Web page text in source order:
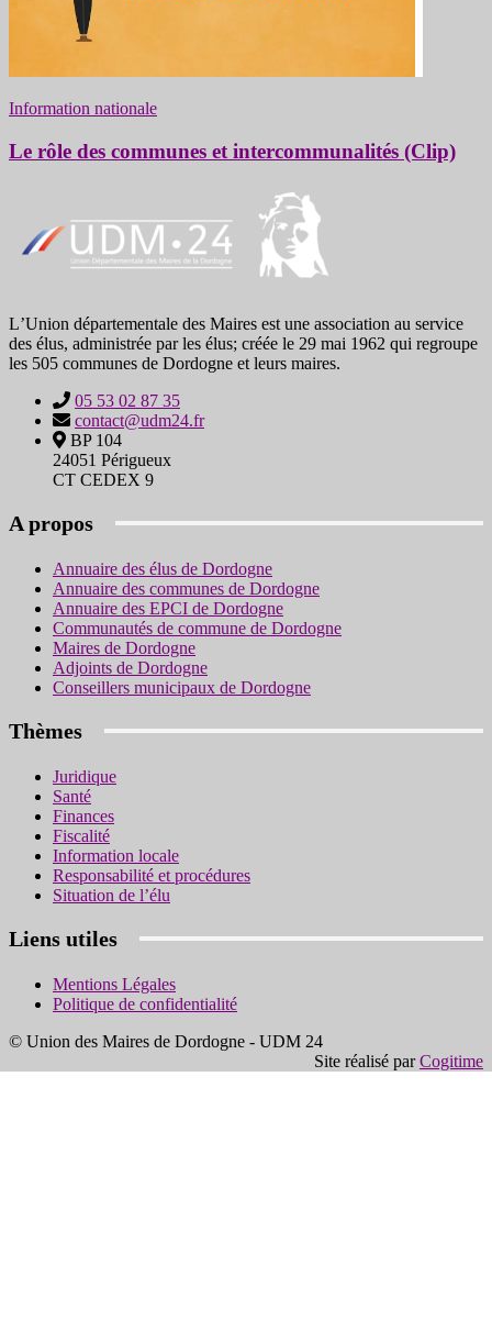
Information nationale
Le rôle des communes et intercommunalités (Clip)
LʼUnion départementale des Maires est une association au service
des élus, administrée par les élus; créée le 29 mai 1962 qui regroupe
les 505 communes de Dordogne et leurs maires.
05 53 02 87 35
contact@udm24.fr
BP 104
24051 Périgueux
CT CEDEX 9
A propos
Annuaire des élus de Dordogne
Annuaire des communes de Dordogne
Annuaire des EPCI de Dordogne
Communautés de commune de Dordogne
Maires de Dordogne
Adjoints de Dordogne
Conseillers municipaux de Dordogne
Thèmes
Juridique
Santé
Finances
Fiscalité
Information locale
Responsabilité et procédures
Situation de l’élu
Liens utiles
Mentions Légales
Politique de confidentialité
© Union des Maires de Dordogne - UDM 24
Site réalisé parCogitime